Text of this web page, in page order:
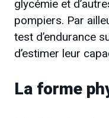
glycémie et
pompiers. Par
test d’endurance
d’estimer leur
La forme